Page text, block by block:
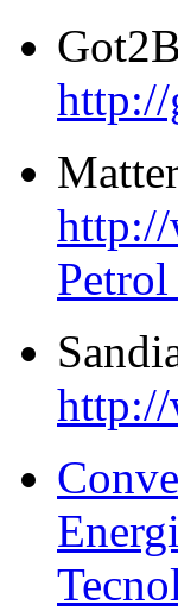
http://
http://
http://